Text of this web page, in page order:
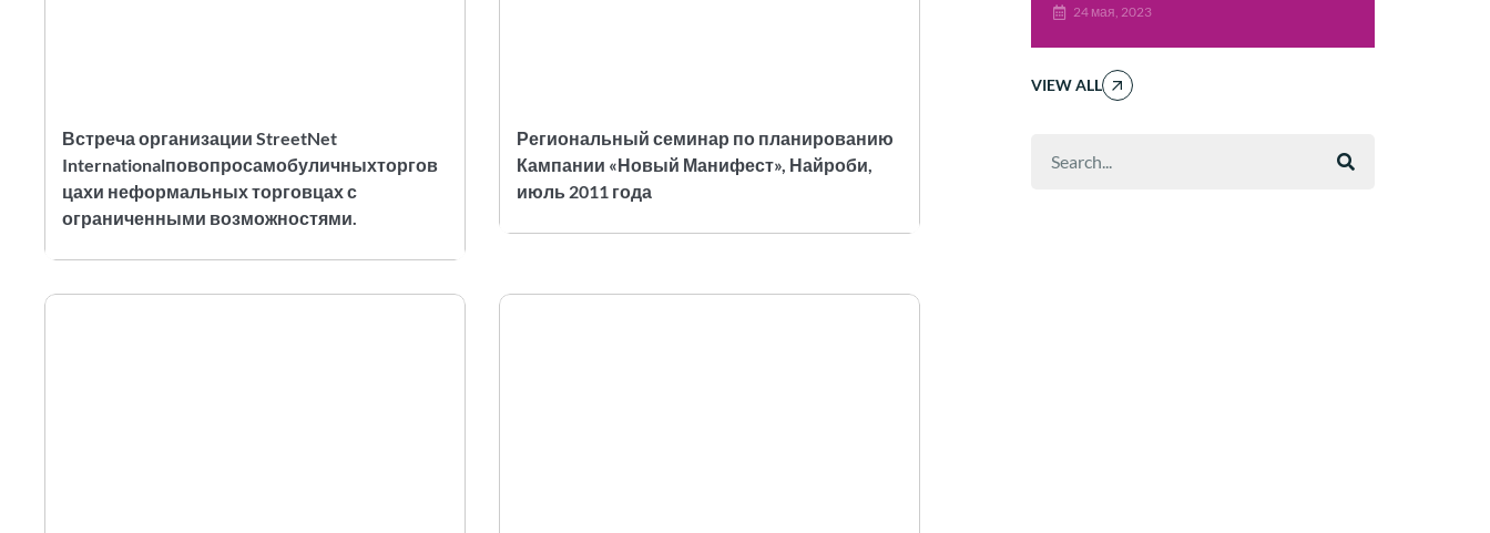
Встреча организации StreetNet
Internationalповопросамобуличныхторгов
цахи неформальных торговцах с
ограниченными возможностями.
Региональный семинар по планированию
Кампании «Новый Манифест», Найроби,
июль 2011 года
24 мая, 2023
VIEW ALL